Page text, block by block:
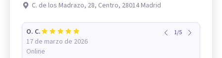
C. de los Madrazo, 28, Centro, 28014 Madrid
O. C.
17 de marzo de 2026
Online
1/5